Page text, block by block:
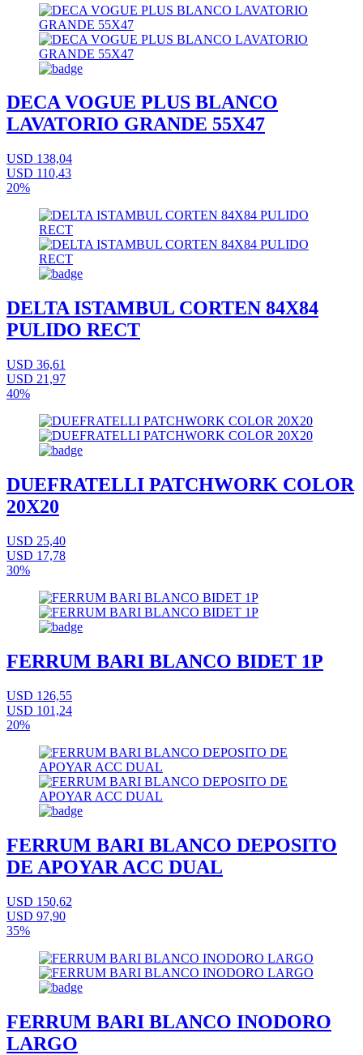
DECA VOGUE PLUS BLANCO
LAVATORIO GRANDE 55X47
USD 138,04
USD 110,43
20%
DELTA ISTAMBUL CORTEN 84X84
PULIDO RECT
USD 36,61
USD 21,97
40%
DUEFRATELLI PATCHWORK COLOR
20X20
USD 25,40
USD 17,78
30%
FERRUM BARI BLANCO BIDET 1P
USD 126,55
USD 101,24
20%
FERRUM BARI BLANCO DEPOSITO
DE APOYAR ACC DUAL
USD 150,62
USD 97,90
35%
FERRUM BARI BLANCO INODORO
LARGO